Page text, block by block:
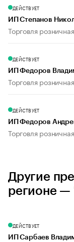
ДЕЙСТВУЕТ
ИП Степанов
Торговля
ДЕЙСТВУЕТ
ИП Федоров
Торговля
ДЕЙСТВУЕТ
ИП Федоров
Торговля
Другие
регионе —
ДЕЙСТВУЕТ
ИП Сарбаев